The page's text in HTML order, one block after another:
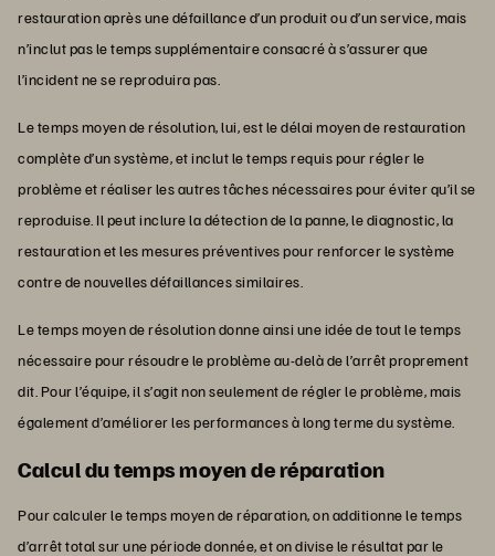
restauration après une défaillance d’un produit ou d’un service, mais
n’inclut pas le temps supplémentaire consacré à s’assurer que
l’incident ne se reproduira pas.
Le temps moyen de résolution, lui, est le délai moyen de restauration
complète d’un système, et inclut le temps requis pour régler le
problème et réaliser les autres tâches nécessaires pour éviter qu’il se
reproduise. Il peut inclure la détection de la panne, le diagnostic, la
restauration et les mesures préventives pour renforcer le système
contre de nouvelles défaillances similaires.
Le temps moyen de résolution donne ainsi une idée de tout le temps
nécessaire pour résoudre le problème au-delà de l’arrêt proprement
dit. Pour l’équipe, il s’agit non seulement de régler le problème, mais
également d’améliorer les performances à long terme du système.
Calcul du temps moyen de réparation
Pour calculer le temps moyen de réparation, on additionne le temps
d’arrêt total sur une période donnée, et on divise le résultat par le